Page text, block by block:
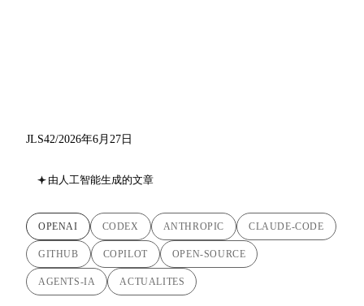
JLS42/2026年6月27日
由人工智能生成的文章
OPENAI CODEX ANTHROPIC CLAUDE-CODE
GITHUB COPILOT OPEN-SOURCE
AGENTS-IA ACTUALITES